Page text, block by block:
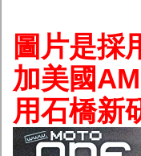
圖片是採
加美國
用石橋新